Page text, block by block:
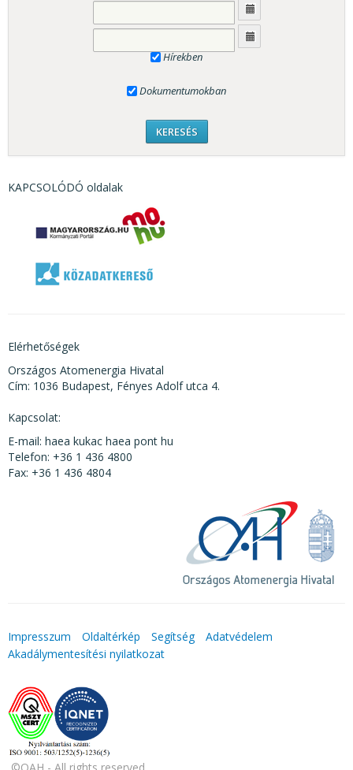
Hírekben
Dokumentumokban
KAPCSOLÓDÓ oldalak
Elérhetőségek
Országos Atomenergia Hivatal
Cím: 1036 Budapest, Fényes Adolf utca 4.
Kapcsolat:
E-mail: haea kukac haea pont hu
Telefon: +36 1 436 4800
Fax: +36 1 436 4804
Impresszum Oldaltérkép Segítség
Adatvédelem
Akadálymentesítési nyilatkozat